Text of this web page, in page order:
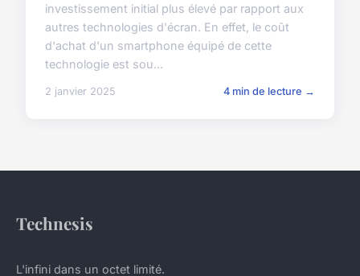
investissement initial plus élevé par rapport aux
autres technologies d'écran. En effet, le coût
d'achat d'un smartphone équipé de cette
technologie est sou...
2 janvier 2025 4 min de lecture →
Technesis
L'infini dans un octet limité.